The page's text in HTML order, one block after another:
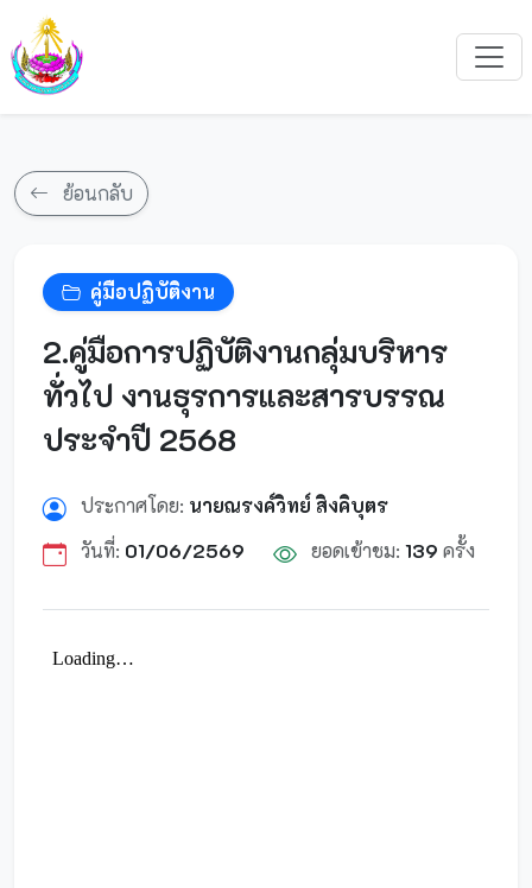
ย้อนกลับ
คู่มือปฏิบัติงาน
2.คู่มือการปฏิบัติงานกลุ่มบริหาร
ทั่วไป งานธุรการและสารบรรณ
ประจำปี 2568
ประกาศโดย: นายณรงค์วิทย์ สิงคิบุตร
วันที่: 01/06/2569 ยอดเข้าชม: 139 ครั้ง